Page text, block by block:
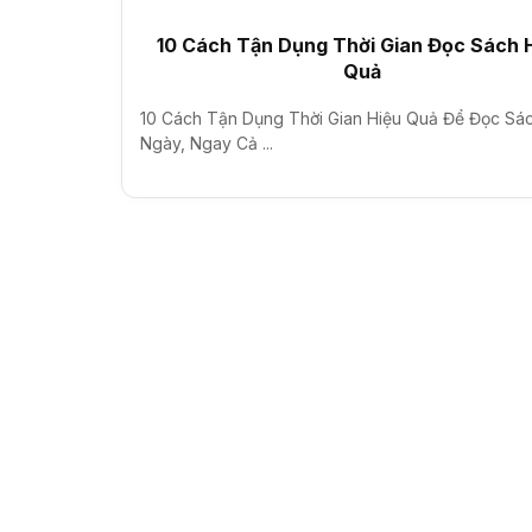
10 Cách Tận Dụng Thời Gian Đọc Sách
Quả
10 Cách Tận Dụng Thời Gian Hiệu Quả Để Đọc
Ngày, Ngay Cả ...